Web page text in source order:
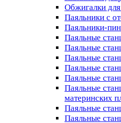
Обжигалки
Паяльники с
Паяльники-
Паяльные
Паяльные
Паяльные
Паяльные
Паяльные
Паяльные
материнских
Паяльные
Паяльные